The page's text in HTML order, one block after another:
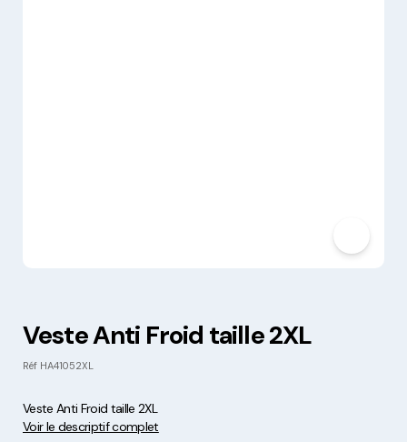
Veste Anti Froid taille 2XL
Réf HA41052XL
Veste Anti Froid taille 2XL
Voir le descriptif complet